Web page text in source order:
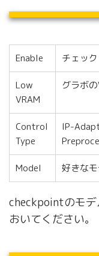
Enable チェッ
Low
VRAM
グラボ
Control
Type
IP-
Model 好きな
checkpointのモデ
おいてください。